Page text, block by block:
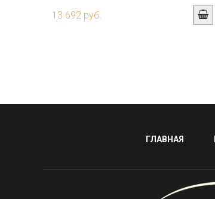
13 692 руб.
ГЛАВНАЯ